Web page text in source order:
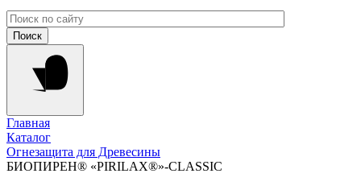
Главная
Каталог
Огнезащита для Древесины
БИОПИРЕН® «PIRILAX®»-CLASSIC